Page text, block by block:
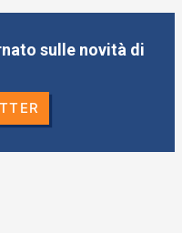
sulle novità di